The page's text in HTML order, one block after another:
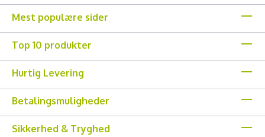
Mest populære sider
Top 10 produkter
Hurtig Levering
Betalingsmuligheder
Sikkerhed & Tryghed